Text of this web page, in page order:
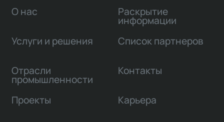
О нас
Услуги и решения
Отрасли
промышленности
Проекты
Раскрытие
информации
Список партнеров
Контакты
Карьера